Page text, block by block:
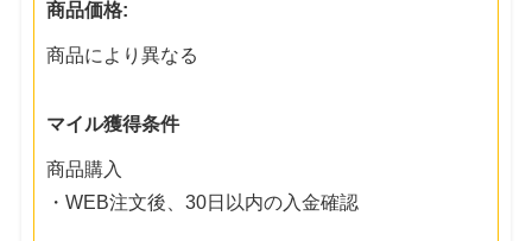
商品価格:
商品により異なる
マイル獲得条件
商品購入
・WEB注文後、30日以内の入金確認